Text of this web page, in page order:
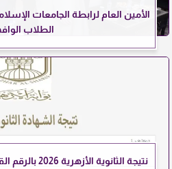
الأمين العام لرابطة الجامعات
الطلاب
نتيجة